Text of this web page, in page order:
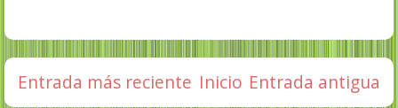
Entrada más reciente Entrada antigua
Inicio